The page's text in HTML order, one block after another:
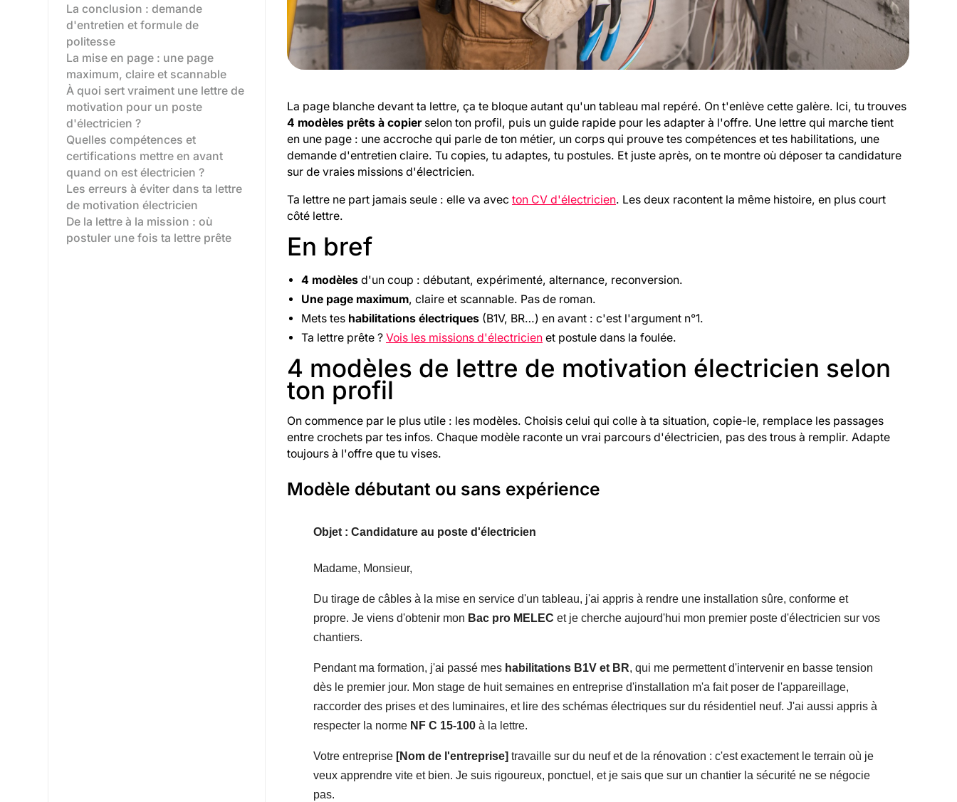
La conclusion : demande
d'entretien et formule de
politesse
La mise en page : une page
maximum, claire et scannable
À quoi sert vraiment une lettre de
motivation pour un poste
d'électricien ?
Quelles compétences et
certifications mettre en avant
quand on est électricien ?
Les erreurs à éviter dans ta lettre
de motivation électricien
De la lettre à la mission : où
postuler une fois ta lettre prête
La page blanche devant ta lettre, ça te bloque autant qu'un tableau mal repéré. On t'enlève cette galère. Ici, tu trouves
4 modèles prêts à copierselon ton profil, puis un guide rapide pour les adapter à l'offre. Une lettre qui marche tient
en une page : une accroche qui parle de ton métier, un corps qui prouve tes compétences et tes habilitations, une
demande d'entretien claire. Tu copies, tu adaptes, tu postules. Et juste après, on te montre où déposer ta candidature
sur de vraies missions d'électricien.
Ta lettre ne part jamais seule : elle va avecton CV d'électricien. Les deux racontent la même histoire, en plus court
côté lettre.
En bref
4 modèles d'un coup : débutant, expérimenté, alternance, reconversion.
Une page maximum, claire et scannable. Pas de roman.
Mets tes habilitations électriques (B1V, BR…) en avant : c'est l'argument n°1.
Ta lettre prête ?Vois les missions d'électricien et postule dans la foulée.
4 modèles de lettre de motivation électricien selon
ton profil
On commence par le plus utile : les modèles. Choisis celui qui colle à ta situation, copie-le, remplace les passages
entre crochets par tes infos. Chaque modèle raconte un vrai parcours d'électricien, pas des trous à remplir. Adapte
toujours à l'offre que tu vises.
Modèle débutant ou sans expérience
Objet : Candidature au poste d'électricien
Madame, Monsieur,
Du tirage de câbles à la mise en service d'un tableau, j'ai appris à rendre une installation sûre, conforme et
propre. Je viens d'obtenir mon Bac pro MELEC et je cherche aujourd'hui mon premier poste d'électricien sur vos
chantiers.
Pendant ma formation, j'ai passé mes habilitations B1V et BR, qui me permettent d'intervenir en basse tension
dès le premier jour. Mon stage de huit semaines en entreprise d'installation m'a fait poser de l'appareillage,
raccorder des prises et des luminaires, et lire des schémas électriques sur du résidentiel neuf. J'ai aussi appris à
respecter la norme NF C 15-100à la lettre.
Votre entreprise [Nom de l'entreprise] travaille sur du neuf et de la rénovation : c'est exactement le terrain où je
veux apprendre vite et bien. Je suis rigoureux, ponctuel, et je sais que sur un chantier la sécurité ne se négocie
pas.